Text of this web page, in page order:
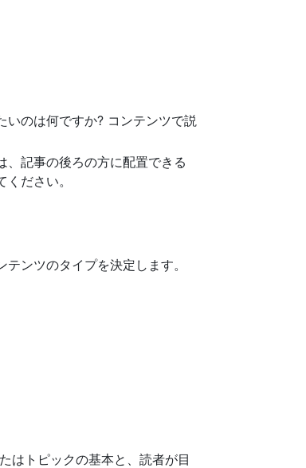
いのは何ですか? コンテンツで説
、記事の後ろの方に配置できる
ださい。
ンツのタイプを決定します。
はトピックの基本と、読者が目